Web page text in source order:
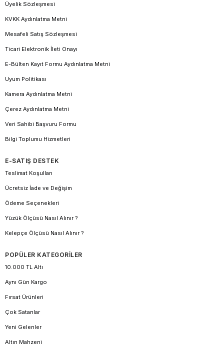
Üyelik Sözleşmesi
KVKK Aydınlatma Metni
Mesafeli Satış Sözleşmesi
Ticari Elektronik İleti Onayı
E-Bülten Kayıt Formu Aydınlatma Metni
Uyum Politikası
Kamera Aydınlatma Metni
Çerez Aydınlatma Metni
Veri Sahibi Başvuru Formu
Bilgi Toplumu Hizmetleri
E-SATIŞ DESTEK
Teslimat Koşulları
Ücretsiz İade ve Değişim
Ödeme Seçenekleri
Yüzük Ölçüsü Nasıl Alınır ?
Kelepçe Ölçüsü Nasıl Alınır ?
POPÜLER KATEGORİLER
10.000 TL Altı
Aynı Gün Kargo
Fırsat Ürünleri
Çok Satanlar
Yeni Gelenler
Altın Mahzeni